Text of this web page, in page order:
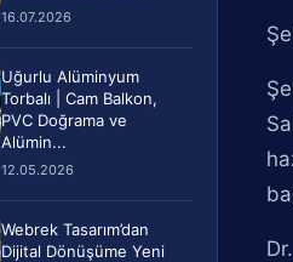
16.07.2026
Uğurlu Alüminyum
Torbalı | Cam Balkon,
PVC Doğrama ve
Alümin...
12.05.2026
Webrek Tasarım’dan
Dijital Dönüşüme Yeni